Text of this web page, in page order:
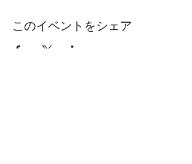
このイベントをシェア